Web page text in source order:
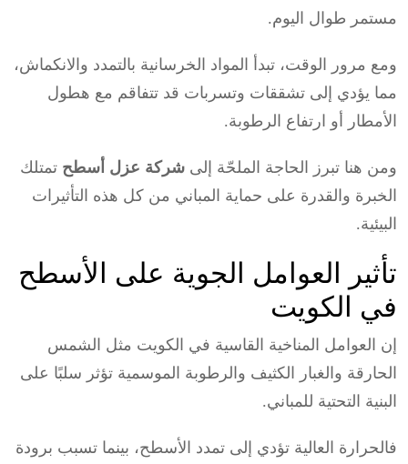
مستمر طوال اليوم.
ومع مرور الوقت، تبدأ المواد الخرسانية بالتمدد والانكماش،
مما يؤدي إلى تشققات وتسربات قد تتفاقم مع هطول
الأمطار أو ارتفاع الرطوبة.
ومن هنا تبرز الحاجة الملحّة إلى شركة عزل أسطح تمتلك
الخبرة والقدرة على حماية المباني من كل هذه التأثيرات
البيئية.
تأثير العوامل الجوية على الأسطح
في الكويت
إن العوامل المناخية القاسية في الكويت مثل الشمس
الحارقة والغبار الكثيف والرطوبة الموسمية تؤثر سلبًا على
البنية التحتية للمباني.
فالحرارة العالية تؤدي إلى تمدد الأسطح، بينما تسبب برودة